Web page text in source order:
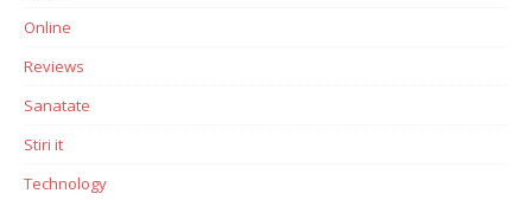
Online
Reviews
Sanatate
Stiri it
Technology